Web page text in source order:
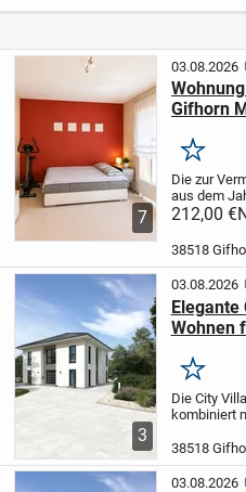
7
03.08.2026
Gifhorn
Merken
Die zur
aus dem
schönen
ist.Die
212,00 €
38518
3
03.08.2026
Elegante
Wohnen
Merken
Die City
kombiniert
Essbereich
mit Ihren
ein. Im...
38518
03.08.2026